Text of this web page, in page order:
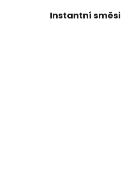
Instantní směsi